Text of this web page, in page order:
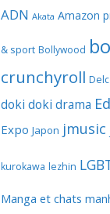
ADN Akata Amazon
& sport Bollywood
crunchyroll
doki doki drama
Expo Japon jmusic
kurokawa lezhin
Manga et chats